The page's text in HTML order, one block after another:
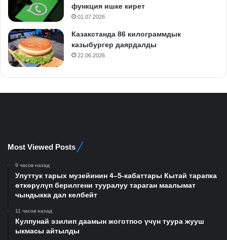
функция ишке кирет
01.07.2026
Казакстанда 86 килограммдык
казыбургер даярдалды
22.06.2026
Most Viewed Posts
9 часов назад
Улуттук тарых музейинин 4–5-кабаттары Кытай тарапка
өткөрүлүп берилгени тууралуу тараган маалымат
чындыкка дал келбейт
11 часов назад
Кулпунай эзилип даамын жоготпоо үчүн туура жууш
ыкмасы айтылды